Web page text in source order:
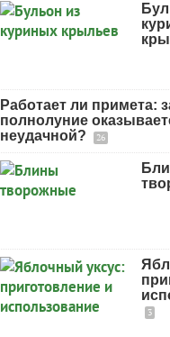
Работает ли примета:
полнолуние
неудачной?
26
3